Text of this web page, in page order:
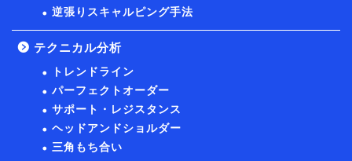
逆張りスキャルピング手法
テクニカル分析
トレンドライン
パーフェクトオーダー
サポート・レジスタンス
ヘッドアンドショルダー
三角もち合い